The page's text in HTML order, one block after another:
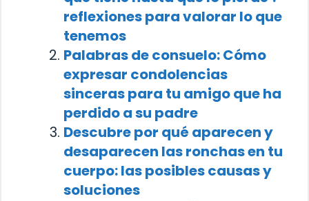
reflexiones para valorar lo que
tenemos
Palabras de consuelo: Cómo
expresar condolencias
sinceras para tu amigo que ha
perdido a su padre
Descubre por qué aparecen y
desaparecen las ronchas en tu
cuerpo: las posibles causas y
soluciones